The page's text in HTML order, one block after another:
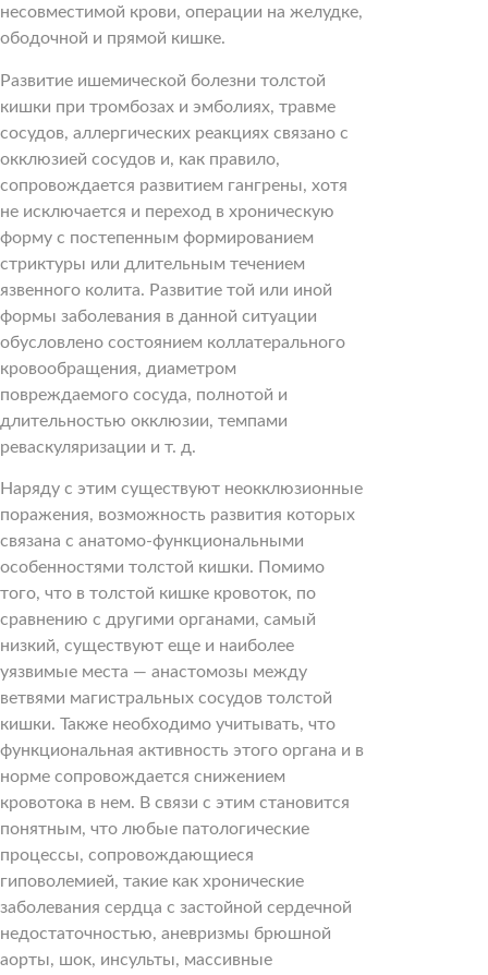
несовместимой крови, операции на желудке,
ободочной и прямой кишке.
Развитие ишемической болезни толстой
кишки при тромбозах и эмболиях, травме
сосудов, аллергических реакциях связано с
окклюзией сосудов и, как правило,
сопровождается развитием гангрены, хотя
не исключается и переход в хроническую
форму с постепенным формированием
стриктуры или длительным течением
язвенного колита. Развитие той или иной
формы заболевания в данной ситуации
обусловлено состоянием коллатерального
кровообращения, диаметром
повреждаемого сосуда, полнотой и
длительностью окклюзии, темпами
реваскуляризации и т. д.
Наряду с этим существуют неокклюзионные
поражения, возможность развития которых
связана с анатомо-функциональными
особенностями толстой кишки. Помимо
того, что в толстой кишке кровоток, по
сравнению с другими органами, самый
низкий, существуют еще и наиболее
уязвимые места — анастомозы между
ветвями магистральных сосудов толстой
кишки. Также необходимо учитывать, что
функциональная активность этого органа и в
норме сопровождается снижением
кровотока в нем. В связи с этим становится
понятным, что любые патологические
процессы, сопровождающиеся
гиповолемией, такие как хронические
заболевания сердца с застойной сердечной
недостаточностью, аневризмы брюшной
аорты, шок, инсульты, массивные